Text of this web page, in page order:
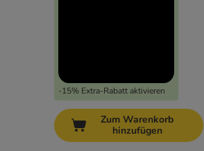
-15% Extra-Rabatt aktivieren
Zum Warenkorb
hinzufügen